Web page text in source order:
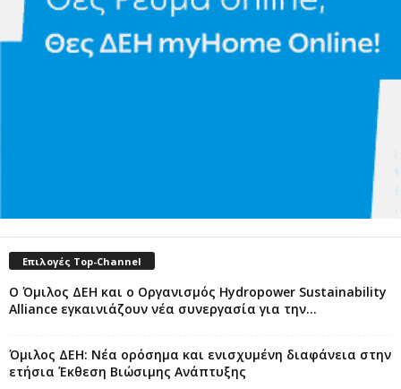
Επιλογές Top-Channel
Ο Όμιλος ΔΕΗ και ο Οργανισμός Hydropower Sustainability
Alliance εγκαινιάζουν νέα συνεργασία για την...
Όμιλος ΔΕΗ: Νέα ορόσημα και ενισχυμένη διαφάνεια στην
ετήσια Έκθεση Βιώσιμης Ανάπτυξης